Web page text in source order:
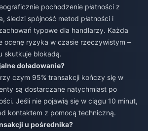
pochodzenie płatności z
śledzi spójność metod płatności i
typowe dla handlarzy. Każda
ocenę ryzyka w czasie rzeczywistym –
skutkuje blokadą.
doładowanie?
czym 95% transakcji kończy się w
są dostarczane natychmiast po
Jeśli nie pojawią się w ciągu 10 minut,
kontaktem z pomocą techniczną.
u pośrednika?